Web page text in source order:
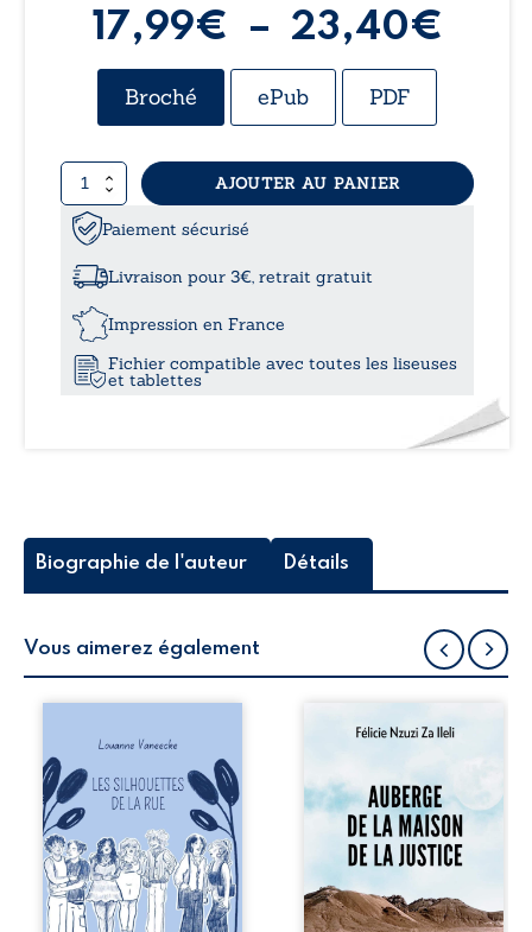
17,99€ – 23,40€
Broché ePub PDF
quantité
de
L'empreinte
l'ange
AJOUTER AU PANIER
Paiement sécurisé
Livraison pour 3€, retrait gratuit
Impression en France
Fichier compatible avec toutes les liseuses
et tablettes
Biographie de l'auteur Détails
Vous aimerez également
la rue donne la
parole à six
personnages
ordinaires,
traversés par des
pensées, des
émotions et des
silences qui
pourraient
Auberge de la
récit-témoignage
consacré au
parcours
exemplaire de
Mbala Zi Nkuaku
Lema Félix.
Magistrat intègre,